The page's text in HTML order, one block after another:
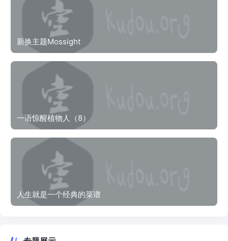
新换主题Mossight
一语惊醒植物人（8）
人生就是一个经典的菜谱